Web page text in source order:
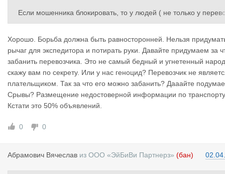
Если мошенника блокировать, то у людей ( не только у
зчиков) не будет даже возможности на авось сработать. Груз у
Хорошо. Борьба должна быть равносторонней. Нельзя
рычаг для экспедитора и потирать руки. Давайте придумаем за
забанить перевозчика. Это не самый бедный и угнетенный народ
скажу вам по секрету. Или у нас геноцид? Перевозчик не
плательщиком. Так за что его можно забанить? Дааайте
Срывы? Размещение недостоверной информации по
Кстати это 50% объявлений.
0 0
Абрамович Вячеслав из ООО «ЭйБиВи Партнерз» (бан)